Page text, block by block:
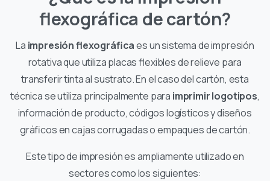
flexográfica de cartón?
La impresión flexográficaes un sistema de impresión
rotativa que utiliza placas flexibles de relieve para
transferir tinta al sustrato. En el caso del cartón, esta
técnica se utiliza principalmente para imprimir logotipos,
información de producto, códigos logísticos y diseños
gráficos en cajas corrugadas o empaques de cartón.
Este tipo de impresión es ampliamente utilizado en
sectores como los siguientes: